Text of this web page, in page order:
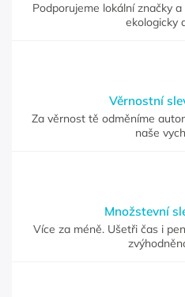
Podporujeme lokální značky
ekologicky
Věrnostní
Za věrnost tě odměníme
naše
Množstevní
Více za méně. Ušetři čas i